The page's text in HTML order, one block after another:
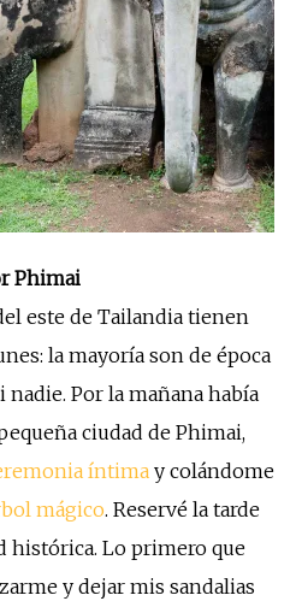
Phimai
este de Tailandia tienen
la mayoría son de época
Por la mañana había
ciudad de Phimai,
íntimay colándome
mágico. Reservé la tarde
histórica. Lo primero que
y dejar mis sandalias